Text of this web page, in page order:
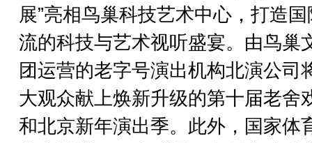
展”亮相鸟巢科技艺术中心，打造
流的科技与艺术视听盛宴。由鸟巢
团运营的老字号演出机构北演公司
大观众献上焕新升级的第十届老舍
和北京新年演出季。此外，国家体